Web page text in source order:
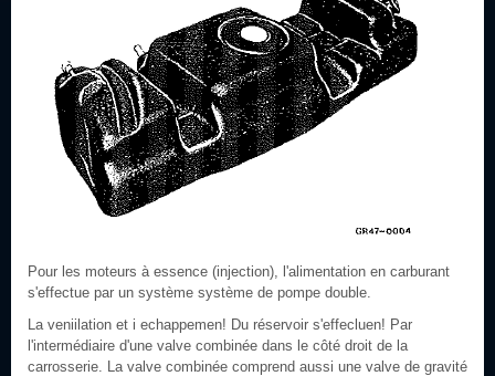
Pour les moteurs à essence (injection), l'alimentation en carburant
s'effectue par un système système de pompe double.
La veniilation et i echappemen! Du réservoir s'effecluen! Par
l'intermédiaire d'une valve combinée dans le côté droit de la
carrosserie. La valve combinée comprend aussi une valve de gravité